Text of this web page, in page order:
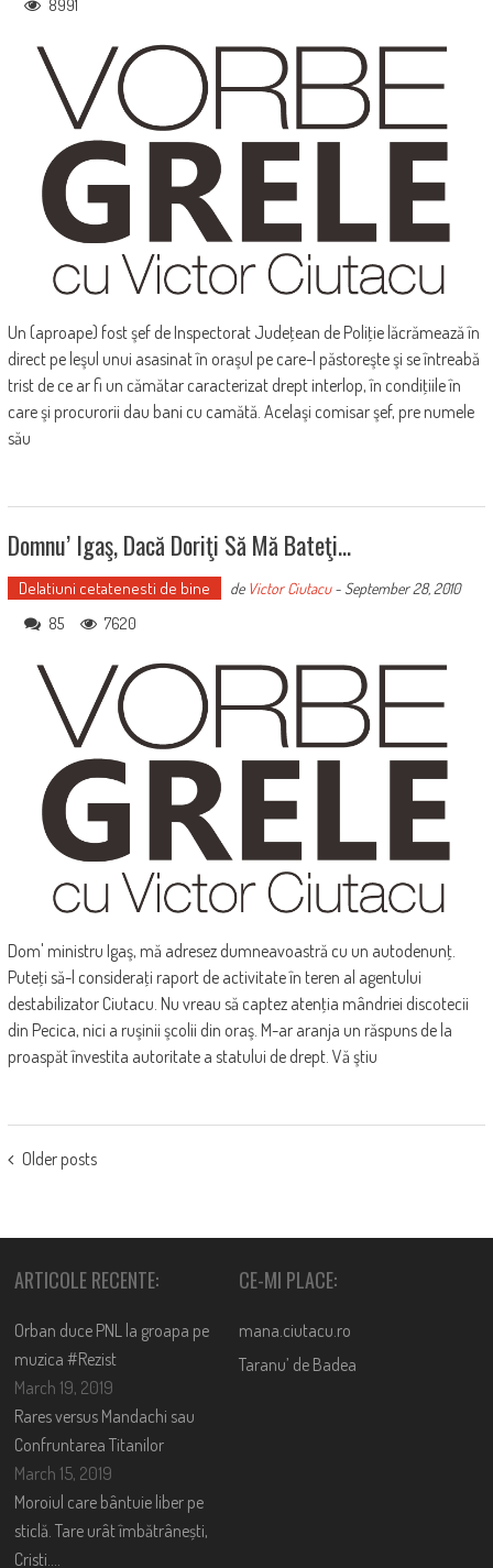
8991
Un (aproape) fost şef de Inspectorat Judeţean de Poliţie lăcrămează în
direct pe leşul unui asasinat în oraşul pe care-l păstoreşte şi se întreabă
trist de ce ar fi un cămătar caracterizat drept interlop, în condiţiile în
care şi procurorii dau bani cu camătă. Acelaşi comisar şef, pre numele
său
Domnu’ Igaş, Dacă Doriţi Să Mă Bateţi…
Delatiuni cetatenesti de bine de Victor Ciutacu- September 28, 2010
85 7620
Dom' ministru Igaş, mă adresez dumneavoastră cu un autodenunţ.
Puteţi să-l consideraţi raport de activitate în teren al agentului
destabilizator Ciutacu. Nu vreau să captez atenţia mândriei discotecii
din Pecica, nici a ruşinii şcolii din oraş. M-ar aranja un răspuns de la
proaspăt învestita autoritate a statului de drept. Vă ştiu
POSTS
Older posts
ARTICOLE RECENTE:
Orban duce PNL la groapa pe
muzica #Rezist
March 19, 2019
Rares versus Mandachi sau
Confruntarea Titanilor
March 15, 2019
Moroiul care bântuie liber pe
sticlă. Tare urât îmbătrânești,
Cristi….
CE-MI PLACE:
mana.ciutacu.ro
Taranu’ de Badea